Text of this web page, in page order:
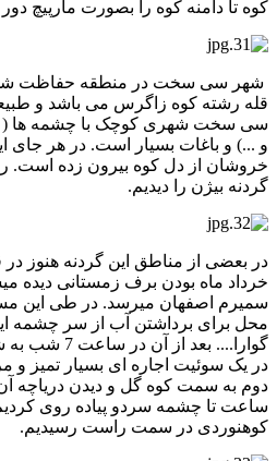
کوه تا دامنه کوه را بصورت مارپیچ
شهر سی سخت در منطقه حفاظت شده
قله رشته کوه زاگرس می باشد و
سی سخت شهری کوچک با چشمه ها (
و ...) و باغات بسیار است. در هر جای
خروشان از دل کوه بیرون زده است.
گردنه بیژن را دیدیم.
در بعضی از مناطق این گردنه هنوز
خرداد ماه بودن برف زمستانی دیده
سمیرم اصفهان میرسد. در طی این
محل برای برداشتن آب از سر چشمه
گوارا.... بعد
در یک سوئیت اجاره ای بسیار تمیز و
ساعت تا چشمه سردو پیاده روی کردیم.
کوهنوردی در سمت راست رسیدیم.